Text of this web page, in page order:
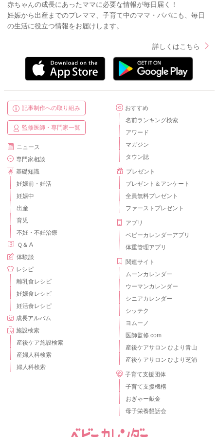
赤ちゃんの成長にあったママに必要な情報が毎日届く！
妊娠から出産までのプレママ、子育て中のママ・パパにも、毎日
の生活に役立つ情報をお届けします。
詳しくはこちら
記事制作への取り組み
監修医師・専門家一覧
ニュース
専門家相談
基礎知識
妊娠前・妊活
妊娠中
出産
育児
不妊・不妊治療
Ｑ＆Ａ
体験談
レシピ
離乳食レシピ
妊娠食レシピ
妊活食レシピ
成長アルバム
施設検索
産後ケア施設検索
産婦人科検索
婦人科検索
おすすめ
名前ランキング検索
アワード
マガジン
タウン誌
プレゼント
プレゼント＆アンケート
全員無料プレゼント
ファーストプレゼント
アプリ
ベビーカレンダーアプリ
体重管理アプリ
関連サイト
ムーンカレンダー
ウーマンカレンダー
シニアカレンダー
シッテク
ヨムーノ
医師監修.com
産後ケアサロン ひより青山
産後ケアサロン ひより芝浦
子育て支援団体
子育て支援機構
おぎゃー献金
母子栄養懇話会